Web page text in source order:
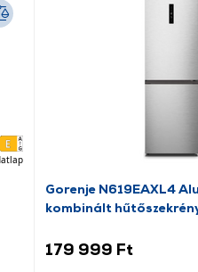
Gorenje N619EAXL4
kombinált
179 999 Ft